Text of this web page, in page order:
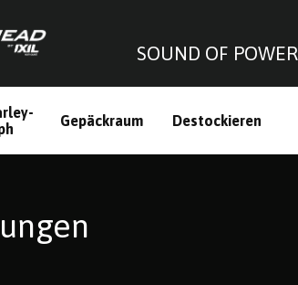
SOUND OF POWER
Gepäckraum Destockieren